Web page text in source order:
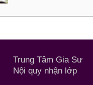
Trung Tâm Gia Sư
Nội quy nhận lớp